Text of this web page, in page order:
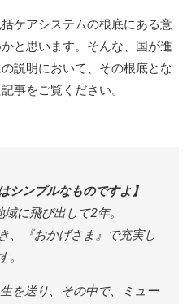
ケアシステムの根底にある意
と思います。そんな、国が進
説明において、その根底とな
事をご覧ください。
シンプルなものですよ】
に飛び出して2年。
、『おかげさま』で充実し
。
を送り、その中で、ミュー